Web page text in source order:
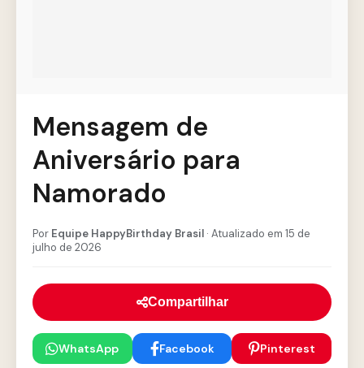
Mensagem de
Aniversário para
Namorado
Por Equipe HappyBirthday Brasil · Atualizado em 15 de
julho de 2026
Compartilhar
WhatsApp Facebook Pinterest